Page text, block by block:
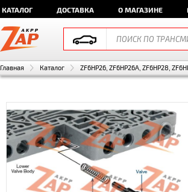
КАТАЛОГ ДОСТАВКА О МАГАЗИНЕ
Главная Каталог ZF6HP26, ZF6HP26A, ZF6HP28,